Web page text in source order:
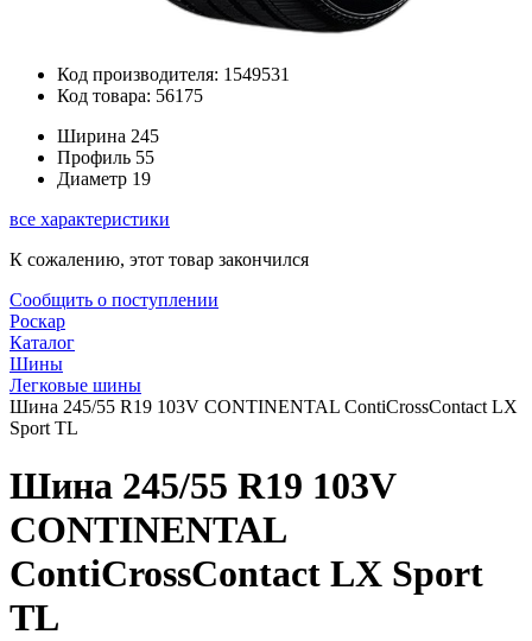
Код производителя: 1549531
Код товара: 56175
Ширина 245
Профиль 55
Диаметр 19
все характеристики
К сожалению, этот товар закончился
Сообщить о поступлении
Роскар
Каталог
Шины
Легковые шины
Шина 245/55 R19 103V CONTINENTAL ContiCrossContact LX
Sport TL
Шина 245/55 R19 103V
CONTINENTAL
ContiCrossContact LX Sport
TL